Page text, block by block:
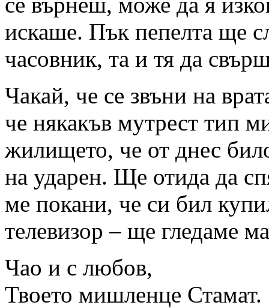
искаше. Пък пепелта ще
часовник, та и тя да
Чакай, че се звъни на
че някакъв мутрест тип
жилището, че от днес
на ударен. Ще отида да
ме покани, че си бил
телевизор – ще гледаме
Чао и с любов,
Твоето мишленце Стамат.